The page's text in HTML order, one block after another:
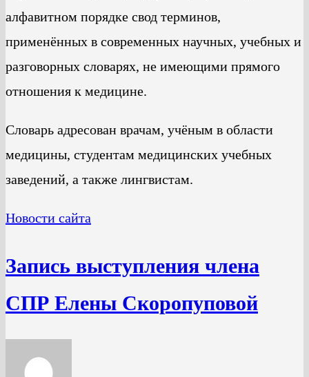
алфавитном порядке свод терминов,
применённых в современных научных, учебных и
разговорных словарях, не имеющими прямого
отношения к медицине.
Словарь адресован врачам, учёным в области
медицины, студентам медицинских учебных
заведений, а также лингвистам.
Новости сайта
Запись выступления члена
СПР Елены Скоропуповой